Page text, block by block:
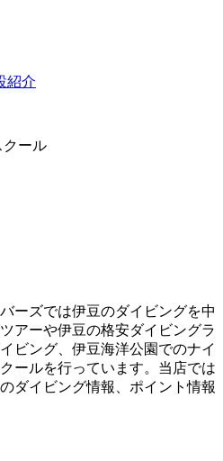
クール
ーズでは伊豆のダイビングを中
アーや伊豆の格安ダイビングラ
ビング、伊豆海洋公園でのナイ
ールを行っています。当店では
ダイビング情報、ポイント情報